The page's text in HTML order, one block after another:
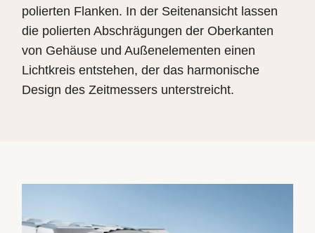
polierten Flanken. In der Seitenansicht lassen
die polierten Abschrägungen der Oberkanten
von Gehäuse und Außenelementen einen
Lichtkreis entstehen, der das harmonische
Design des Zeitmessers unterstreicht.